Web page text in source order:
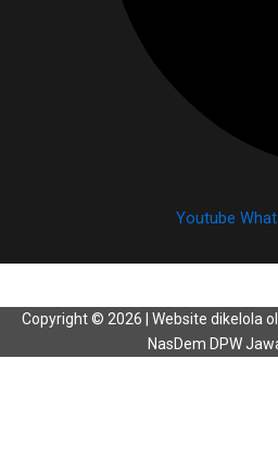
Youtube
Copyright © 2026 | Website dikelola
NasDem DPW